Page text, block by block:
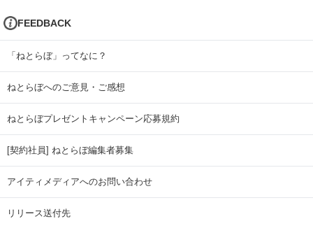
FEEDBACK
「ねとらぼ」ってなに？
ねとらぼへのご意見・ご感想
ねとらぼプレゼントキャンペーン応募規約
[契約社員] ねとらぼ編集者募集
アイティメディアへのお問い合わせ
リリース送付先